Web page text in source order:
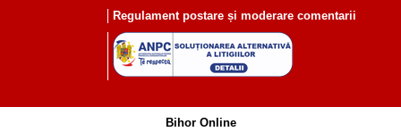
Regulament postare și moderare comentarii
Bihor Online